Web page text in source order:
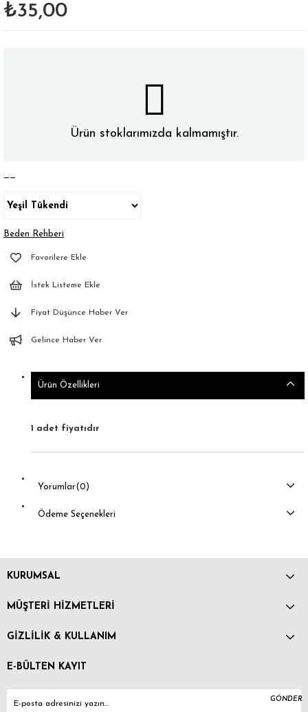
₺35,00
Ürün stoklarımızda kalmamıştır.
——
Beden Rehberi
Favorilere Ekle
İstek Listeme Ekle
Fiyat Düşünce Haber Ver
Gelince Haber Ver
Ürün Özellikleri
1 adet fiyatıdır
Yorumlar(0)
Ödeme Seçenekleri
KURUMSAL
MÜŞTERİ HİZMETLERİ
GİZLİLİK & KULLANIM
E-BÜLTEN KAYIT
GÖNDER